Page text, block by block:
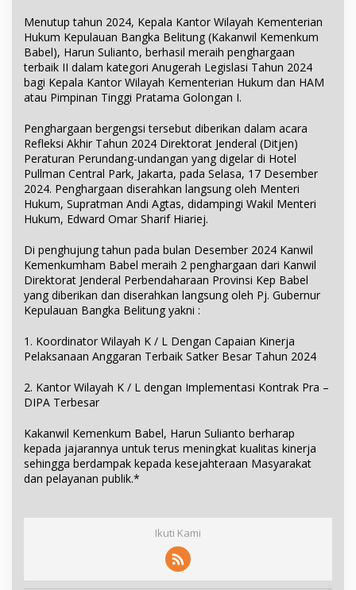
Menutup tahun 2024, Kepala Kantor Wilayah Kementerian
Hukum Kepulauan Bangka Belitung (Kakanwil Kemenkum
Babel), Harun Sulianto, berhasil meraih penghargaan
terbaik II dalam kategori Anugerah Legislasi Tahun 2024
bagi Kepala Kantor Wilayah Kementerian Hukum dan HAM
atau Pimpinan Tinggi Pratama Golongan I.
Penghargaan bergengsi tersebut diberikan dalam acara
Refleksi Akhir Tahun 2024 Direktorat Jenderal (Ditjen)
Peraturan Perundang-undangan yang digelar di Hotel
Pullman Central Park, Jakarta, pada Selasa, 17 Desember
2024. Penghargaan diserahkan langsung oleh Menteri
Hukum, Supratman Andi Agtas, didampingi Wakil Menteri
Hukum, Edward Omar Sharif Hiariej.
Di penghujung tahun pada bulan Desember 2024 Kanwil
Kemenkumham Babel meraih 2 penghargaan dari Kanwil
Direktorat Jenderal Perbendaharaan Provinsi Kep Babel
yang diberikan dan diserahkan langsung oleh Pj. Gubernur
Kepulauan Bangka Belitung yakni :
1. Koordinator Wilayah K / L Dengan Capaian Kinerja
Pelaksanaan Anggaran Terbaik Satker Besar Tahun 2024
2. Kantor Wilayah K / L dengan Implementasi Kontrak Pra –
DIPA Terbesar
Kakanwil Kemenkum Babel, Harun Sulianto berharap
kepada jajarannya untuk terus meningkat kualitas kinerja
sehingga berdampak kepada kesejahteraan Masyarakat
dan pelayanan publik.*
Ikuti Kami